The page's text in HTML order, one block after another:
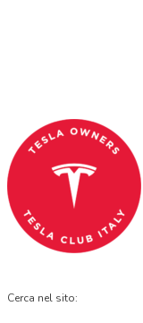
Cerca nel sito: